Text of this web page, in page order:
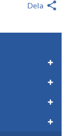
Dela